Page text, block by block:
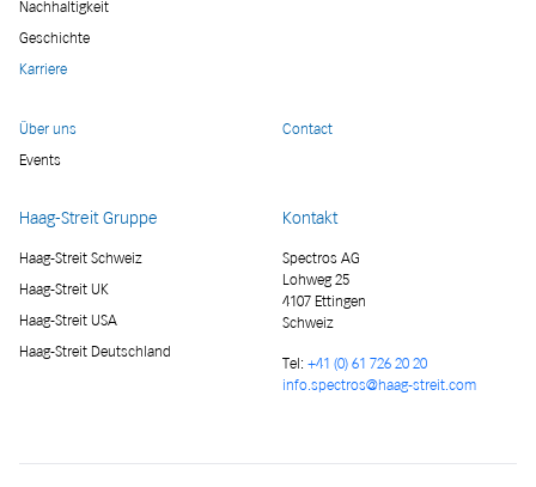
Nachhaltigkeit
Geschichte
Karriere
Über uns
Events
Contact
Haag-Streit Gruppe
Haag-Streit Schweiz
Haag-Streit UK
Haag-Streit USA
Haag-Streit Deutschland
Kontakt
Spectros AG
Lohweg 25
4107 Ettingen
Schweiz
Tel: +41 (0) 61 726 20 20
info.spectros@haag-streit.com